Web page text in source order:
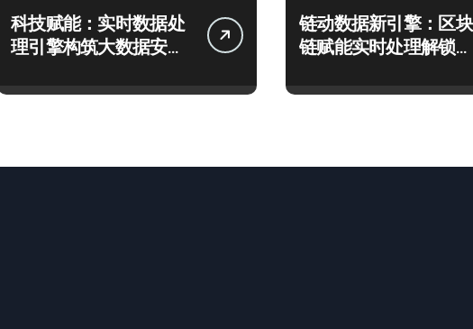
科技赋能：实时数据处
理引擎构筑大数据安全
链动数据新引擎：区块
链赋能实时处理解锁企